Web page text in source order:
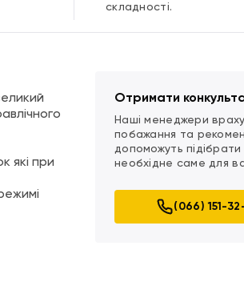
складності.
які при
Отримати
Наші менеджери
побажання та
допоможуть підібрати
необхідне саме для
(066) 151-